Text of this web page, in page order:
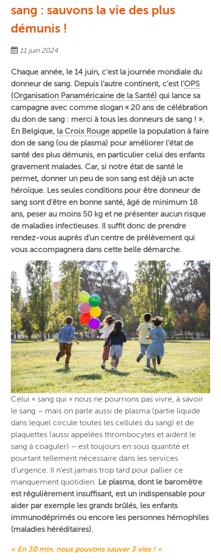
sang : sauvons la vie des plus
démunis !
11 juin 2024
Chaque année, le 14 juin, c’est la journée mondiale du
donneur de sang. Depuis l’autre continent, c’est l’OPS
(Organisation Panaméricaine de la Santé) qui lance sa
campagne avec comme slogan « 20 ans de célébration
du don de sang : merci à tous les donneurs de sang ! ».
En Belgique, la Croix Rouge appelle la population à faire
don de sang (ou de plasma) pour améliorer l’état de
santé des plus démunis, en particulier celui des enfants
gravement malades. Car, si notre état de santé le
permet, donner un peu de son sang est déjà un acte
héroïque. Les seules conditions pour être donneur de
sang sont d’être en bonne santé, âgé de minimum 18
ans, peser au moins 50 kg et ne présenter aucun risque
de maladies infectieuses. Il suffit donc de prendre
rendez-vous auprès d’un centre de prélèvement qui
vous accompagnera dans cette belle démarche.
Celui « sang qui » nous ne pourrions pas vivre, à savoir
le sang – mais on parle aussi de plasma (partie liquide
dans lequel circule toutes les cellules du sang) et de
plaquettes (aussi appelées thrombocytes et aident le
sang à coaguler) – est toujours en sous quantité et
pourtant tellement nécessaire dans les services
d’urgence. Il n’est jamais trop tard pour pallier ce
manquement quotidien. Le plasma, dont le baromètre
est régulièrement insuffisant, est un indispensable pour
aider par exemple les grands brûlés, les enfants
immunodéprimés ou encore les personnes hémophiles
(maladies héréditaires).
« En 30 min, nous pouvons sauver 3 vies ! »